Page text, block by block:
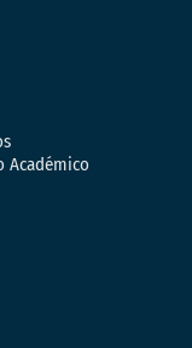
Académico